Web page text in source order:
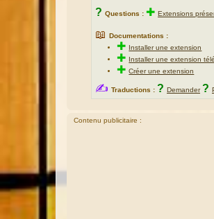
? Questions : ✚ Extensions
📖 Documentations :
✚ Installer une extension
✚ Installer une extension
✚Créer une extension
✍ Traductions : ? Demander ?
Contenu publicitaire :